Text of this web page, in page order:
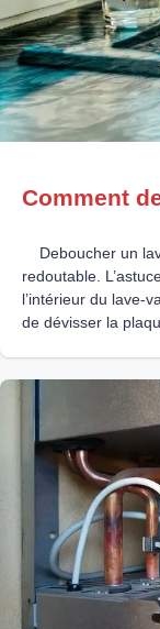
Comment
Deboucher un
redoutable.
l’intérieur du lave-
de dévisser la